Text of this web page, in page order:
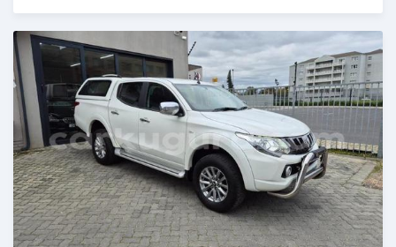
Publié il y a plus d'un an